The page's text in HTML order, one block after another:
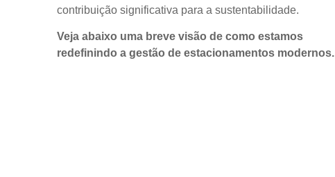
contribuição significativa para a sustentabilidade.
Veja abaixo uma breve visão de como estamos
redefinindo a gestão de estacionamentos modernos.